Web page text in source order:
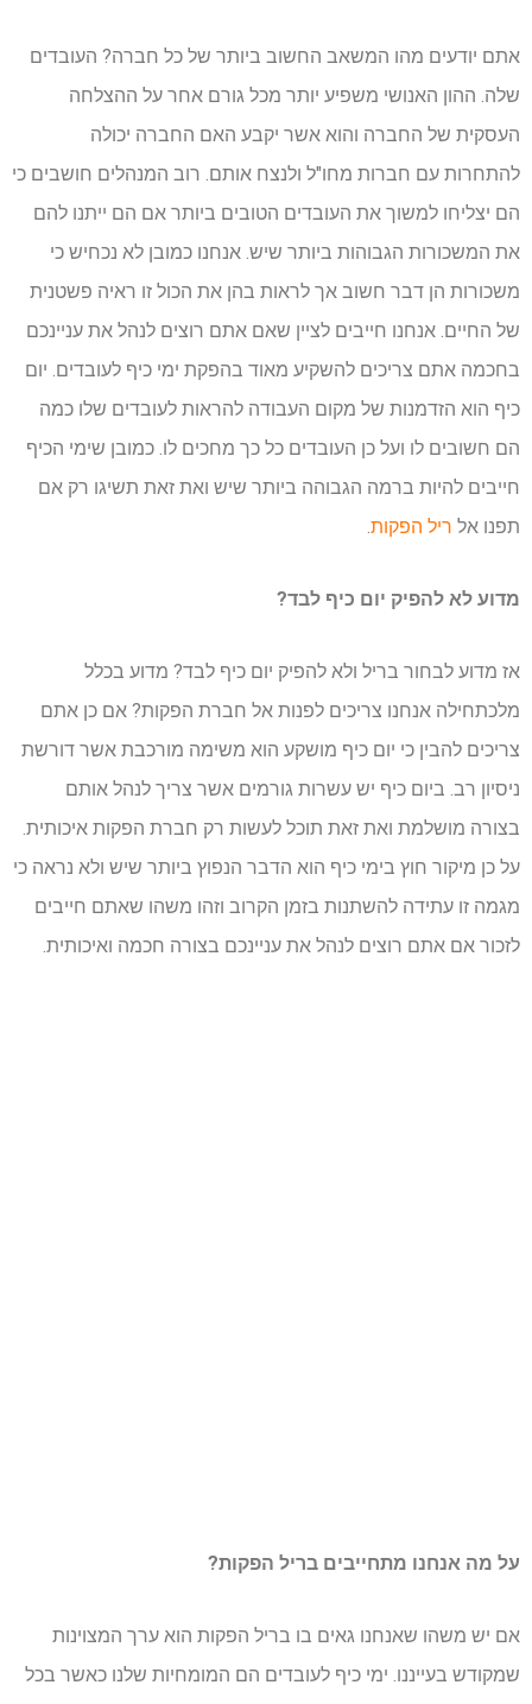
אתם יודעים מהו המשאב החשוב ביותר של כל חברה? העובדים
שלה. ההון האנושי משפיע יותר מכל גורם אחר על ההצלחה
העסקית של החברה והוא אשר יקבע האם החברה יכולה
להתחרות עם חברות מחו"ל ולנצח אותם. רוב המנהלים חושבים כי
הם יצליחו למשוך את העובדים הטובים ביותר אם הם ייתנו להם
את המשכורות הגבוהות ביותר שיש. אנחנו כמובן לא נכחיש כי
משכורות הן דבר חשוב אך לראות בהן את הכול זו ראיה פשטנית
של החיים. אנחנו חייבים לציין שאם אתם רוצים לנהל את עניינכם
בחכמה אתם צריכים להשקיע מאוד בהפקת ימי כיף לעובדים. יום
כיף הוא הזדמנות של מקום העבודה להראות לעובדים שלו כמה
הם חשובים לו ועל כן העובדים כל כך מחכים לו. כמובן שימי הכיף
חייבים להיות ברמה הגבוהה ביותר שיש ואת זאת תשיגו רק אם
תפנו אל ריל הפקות
מדוע לא להפיק יום כיף לבד?
אז מדוע לבחור בריל ולא להפיק יום כיף לבד? מדוע בכלל
מלכתחילה אנחנו צריכים לפנות אל חברת הפקות? אם כן אתם
צריכים להבין כי יום כיף מושקע הוא משימה מורכבת אשר דורשת
ניסיון רב. ביום כיף יש עשרות גורמים אשר צריך לנהל אותם
בצורה מושלמת ואת זאת תוכל לעשות רק חברת הפקות איכותית.
על כן מיקור חוץ בימי כיף הוא הדבר הנפוץ ביותר שיש ולא נראה כי
מגמה זו עתידה להשתנות בזמן הקרוב וזהו משהו שאתם חייבים
לזכור אם אתם רוצים לנהל את עניינכם בצורה חכמה ואיכותית.
על מה אנחנו מתחייבים בריל הפקות?
אם יש משהו שאנחנו גאים בו בריל הפקות הוא ערך המצוינות
שמקודש בעייננו. ימי כיף לעובדים הם המומחיות שלנו כאשר בכל